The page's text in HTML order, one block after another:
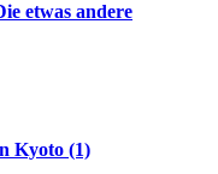
etwas andere
Kyoto (1)